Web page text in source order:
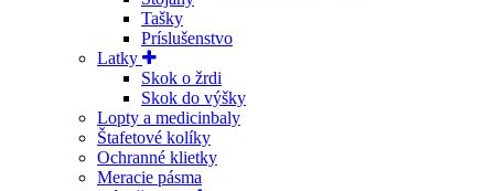
Tašky
Príslušenstvo
Latky
Skok o žrdi
Skok do výšky
Lopty a medicinbaly
Štafetové kolíky
Ochranné klietky
Meracie pásma